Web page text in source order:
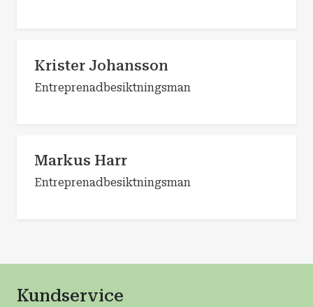
Krister Johansson
Entreprenadbesiktningsman
Markus Harr
Entreprenadbesiktningsman
Kundservice